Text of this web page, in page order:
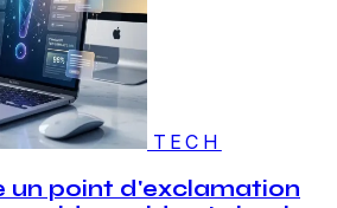
TECH
un point d'exclamation